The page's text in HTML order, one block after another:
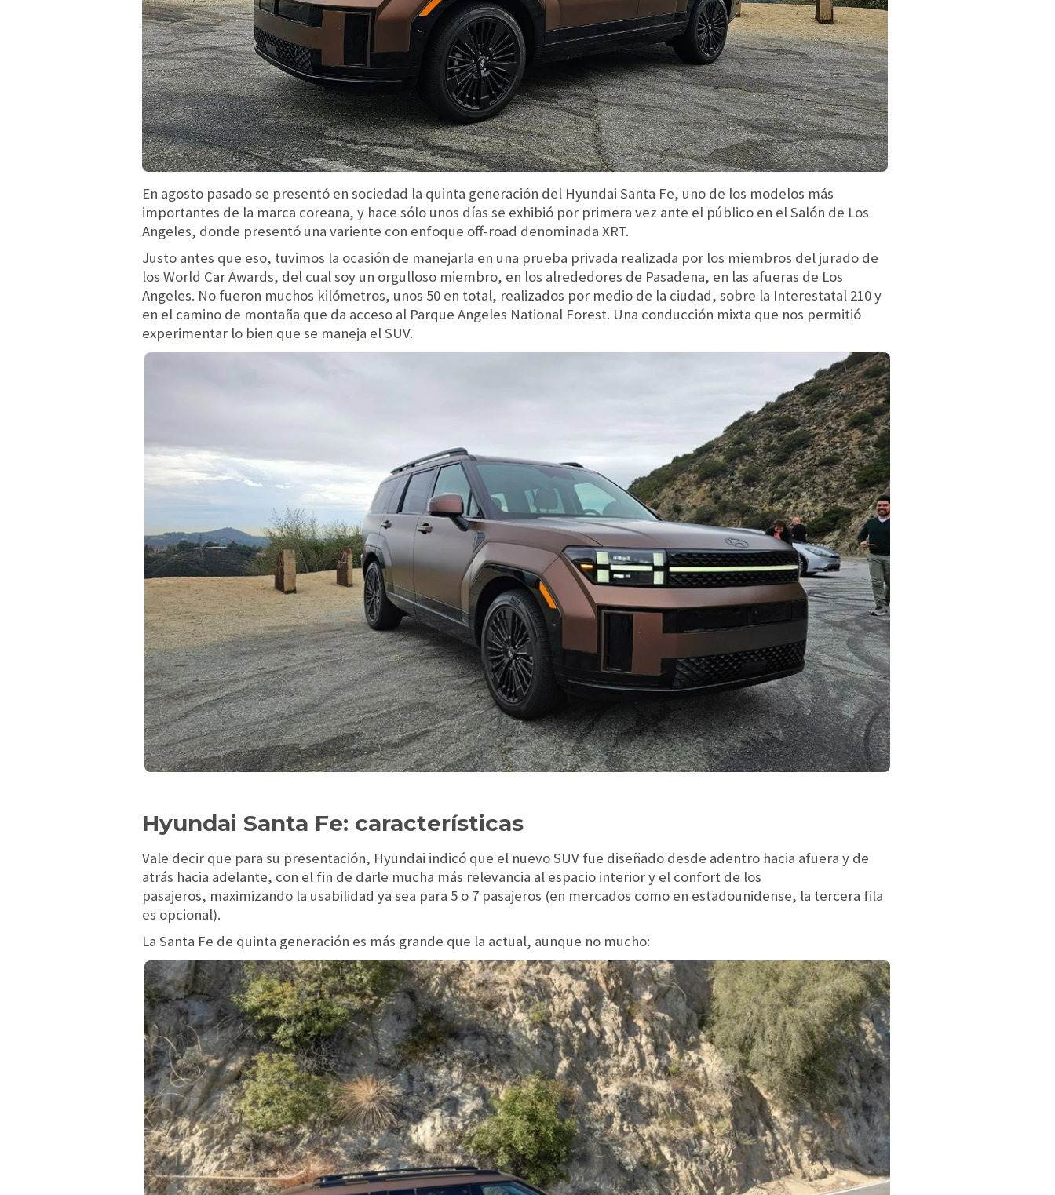
En agosto pasado se presentó en sociedad la quinta generación del Hyundai Santa Fe, uno de los modelos más
importantes de la marca coreana, y hace sólo unos días se exhibió por primera vez ante el público en el Salón de Los
Angeles, donde presentó una variente con enfoque off-road denominada XRT.
Justo antes que eso, tuvimos la ocasión de manejarla en una prueba privada realizada por los miembros del jurado de
los World Car Awards, del cual soy un orgulloso miembro, en los alrededores de Pasadena, en las afueras de Los
Angeles. No fueron muchos kilómetros, unos 50 en total, realizados por medio de la ciudad, sobre la Interestatal 210 y
en el camino de montaña que da acceso al Parque Angeles National Forest. Una conducción mixta que nos permitió
experimentar lo bien que se maneja el SUV.
Hyundai Santa Fe: características
Vale decir que para su presentación, Hyundai indicó que el nuevo SUV fue diseñado desde adentro hacia afuera y de
atrás hacia adelante, con el fin de darle mucha más relevancia al espacio interior y el confort de los
pasajeros, maximizando la usabilidad ya sea para 5 o 7 pasajeros (en mercados como en estadounidense, la tercera fila
es opcional).
La Santa Fe de quinta generación es más grande que la actual, aunque no mucho: